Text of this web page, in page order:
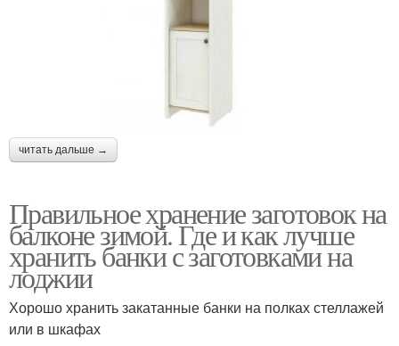
читать дальше →
Правильное хранение заготовок на
балконе зимой. Где и как лучше
хранить банки с заготовками на
лоджии
Хорошо хранить закатанные банки на полках стеллажей
или в шкафах